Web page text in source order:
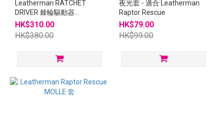
Leatherman RATCHET
DRIVER 棘輪驅動器
#931032
HK$310.00
HK$380.00
夜光套 - 適合 Leatherman
Raptor Rescue
HK$79.00
HK$99.00